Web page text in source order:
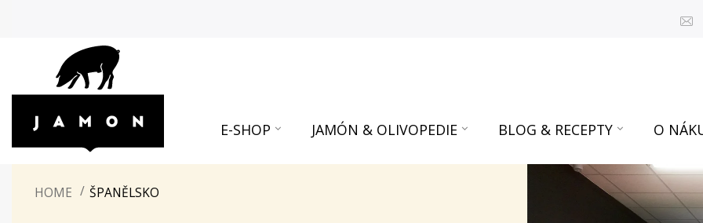
E-SHOP JAMÓN & OLIVOPEDIE BLOG & RECEPTY O
HOME ŠPANĚLSKO